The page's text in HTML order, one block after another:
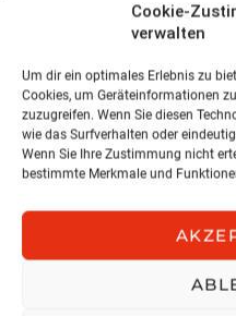
Cookie-
verwalten
Um dir ein optimales Erlebnis zu
Cookies, um Geräteinformationen
zuzugreifen. Wenn Sie diesen
wie das Surfverhalten oder
Wenn Sie Ihre Zustimmung nicht
bestimmte Merkmale und
„Ja, ja, in der Menge
lernen“, und plötzlich
seinen unerwarteten
kennst doch den Film
Seagal?“
„Ja, du hast mir vor
geborgt. Wieso?“